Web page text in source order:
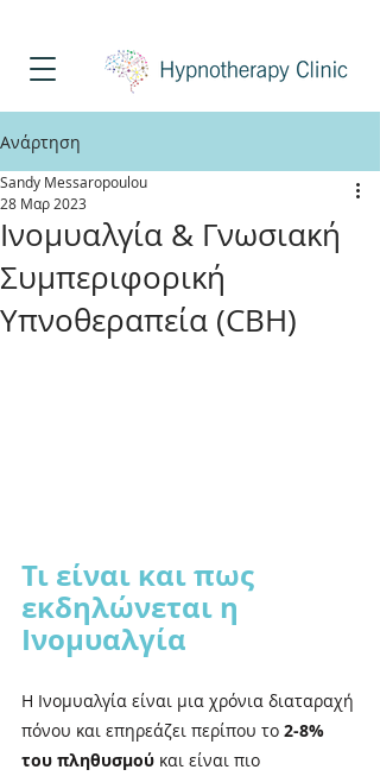
Ανάρτηση
Ινομυαλγία & Γνωσιακή
Συμπεριφορική
Υπνοθεραπεία (CBH)
Sandy Messaropoulou
28 Μαρ 2023
Τι είναι και πως
εκδηλώνεται η
Ινομυαλγία
Η Ινομυαλγία είναι μια χρόνια διαταραχή
πόνου και επηρεάζει περίπου το 2-8%
του πληθυσμού και είναι πιο